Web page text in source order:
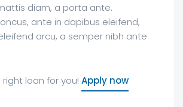
diam, a porta ante.
ante in dapibus eleifend,
arcu, a semper nibh ante
right loan for you! Apply now